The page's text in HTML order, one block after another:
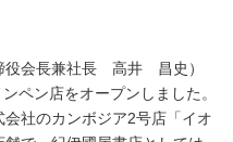
役会長兼社長 高井 昌史）
ペン店をオープンしました。
社のカンボジア2号店「イオ